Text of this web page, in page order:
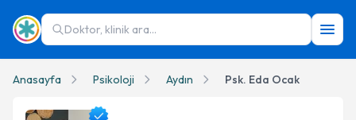
Doktor, klinik ara...
Anasayfa Psikoloji Aydın Psk. Eda Ocak